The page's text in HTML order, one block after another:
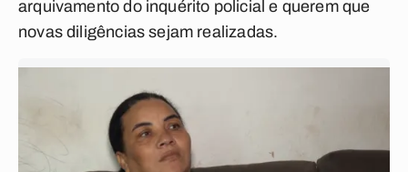
arquivamento do inquérito policial e querem que
novas diligências sejam realizadas.